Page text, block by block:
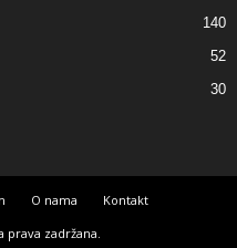
140
52
30
O nama
Kontakt
prava zadržana.